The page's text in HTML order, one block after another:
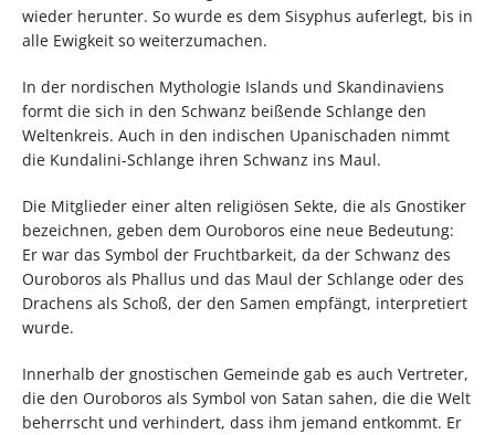
wieder herunter. So wurde es dem Sisyphus auferlegt, bis in
alle Ewigkeit so weiterzumachen.
In der nordischen Mythologie Islands und Skandinaviens
formt die sich in den Schwanz beißende Schlange den
Weltenkreis. Auch in den indischen Upanischaden nimmt
die Kundalini-Schlange ihren Schwanz ins Maul.
Die Mitglieder einer alten religiösen Sekte, die als Gnostiker
bezeichnen, geben dem Ouroboros eine neue Bedeutung:
Er war das Symbol der Fruchtbarkeit, da der Schwanz des
Ouroboros als Phallus und das Maul der Schlange oder des
Drachens als Schoß, der den Samen empfängt, interpretiert
wurde.
Innerhalb der gnostischen Gemeinde gab es auch Vertreter,
die den Ouroboros als Symbol von Satan sahen, die die Welt
beherrscht und verhindert, dass ihm jemand entkommt. Er